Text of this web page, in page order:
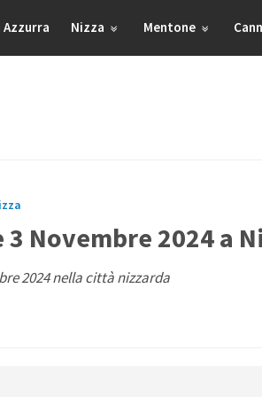
Azzurra Nizza Mentone
Novembre 2024 a
2024 nella città nizzarda